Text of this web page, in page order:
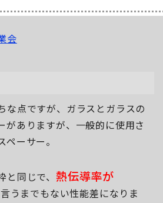
会
な点ですが、ガラスとガラスの
がありますが、一般的に使用さ
ーサー。
と同じで、熱伝導率が
うまでもない性能差になりま